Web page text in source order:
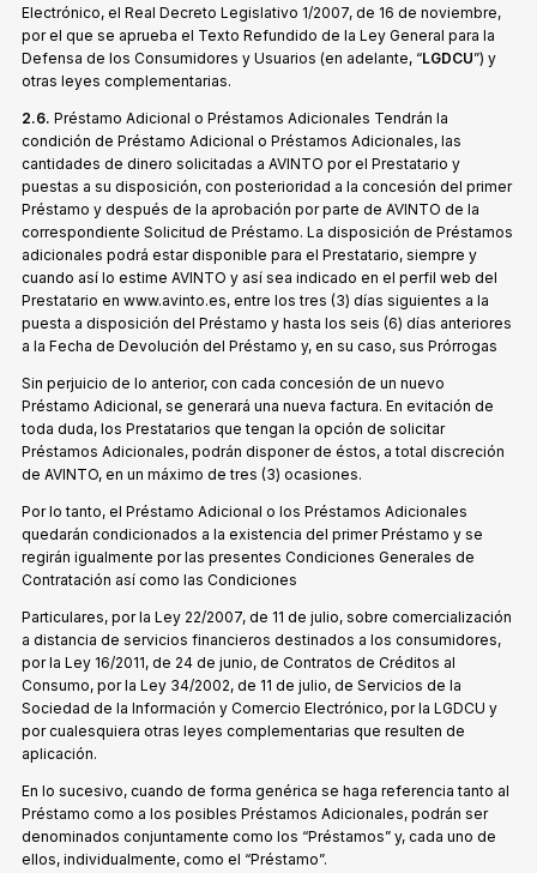
Electrónico, el Real Decreto Legislativo 1/2007, de 16 de noviembre,
por el que se aprueba el Texto Refundido de la Ley General para la
Defensa de los Consumidores y Usuarios (en adelante, “LGDCU”) y
otras leyes complementarias.
2.6. Préstamo Adicional o Préstamos Adicionales Tendrán la
condición de Préstamo Adicional o Préstamos Adicionales, las
cantidades de dinero solicitadas a AVINTO por el Prestatario y
puestas a su disposición, con posterioridad a la concesión del primer
Préstamo y después de la aprobación por parte de AVINTO de la
correspondiente Solicitud de Préstamo. La disposición de Préstamos
adicionales podrá estar disponible para el Prestatario, siempre y
cuando así lo estime AVINTO y así sea indicado en el perfil web del
Prestatario en www.avinto.es, entre los tres (3) días siguientes a la
puesta a disposición del Préstamo y hasta los seis (6) días anteriores
a la Fecha de Devolución del Préstamo y, en su caso, sus Prórrogas
Sin perjuicio de lo anterior, con cada concesión de un nuevo
Préstamo Adicional, se generará una nueva factura. En evitación de
toda duda, los Prestatarios que tengan la opción de solicitar
Préstamos Adicionales, podrán disponer de éstos, a total discreción
de AVINTO, en un máximo de tres (3) ocasiones.
Por lo tanto, el Préstamo Adicional o los Préstamos Adicionales
quedarán condicionados a la existencia del primer Préstamo y se
regirán igualmente por las presentes Condiciones Generales de
Contratación así como las Condiciones
Particulares, por la Ley 22/2007, de 11 de julio, sobre comercialización
a distancia de servicios financieros destinados a los consumidores,
por la Ley 16/2011, de 24 de junio, de Contratos de Créditos al
Consumo, por la Ley 34/2002, de 11 de julio, de Servicios de la
Sociedad de la Información y Comercio Electrónico, por la LGDCU y
por cualesquiera otras leyes complementarias que resulten de
aplicación.
En lo sucesivo, cuando de forma genérica se haga referencia tanto al
Préstamo como a los posibles Préstamos Adicionales, podrán ser
denominados conjuntamente como los “Préstamos” y, cada uno de
ellos, individualmente, como el “Préstamo”.